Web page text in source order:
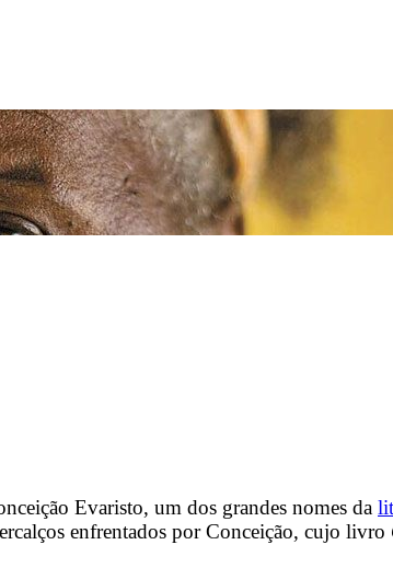
Evaristo, um dos grandes nomes da
enfrentados por Conceição, cujo livro